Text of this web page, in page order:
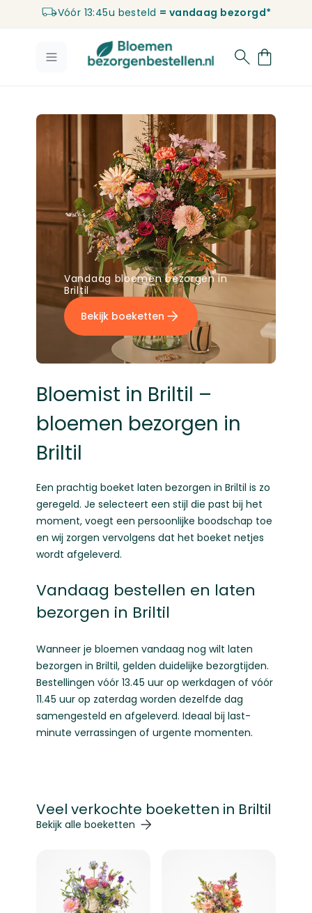
Vóór 13:45u besteld = vandaag bezorgd*
Bloemist in Briltil –
bloemen bezorgen in
Briltil
Een prachtig boeket laten bezorgen in Briltil is zo
geregeld. Je selecteert een stijl die past bij het
moment, voegt een persoonlijke boodschap toe
en wij zorgen vervolgens dat het boeket netjes
wordt afgeleverd.
Vandaag bestellen en laten
bezorgen in Briltil
Wanneer je bloemen vandaag nog wilt laten
bezorgen in Briltil, gelden duidelijke bezorgtijden.
Bestellingen vóór 13.45 uur op werkdagen of vóór
11.45 uur op zaterdag worden dezelfde dag
samengesteld en afgeleverd. Ideaal bij last-
minute verrassingen of urgente momenten.
Vandaag bloemen bezorgen in
Briltil
Bekijk boeketten
Veel verkochte boeketten in Briltil
Navigeren door de elementen van de carrousel is
Druk om carrousel over te slaan
Bekijk alle boeketten